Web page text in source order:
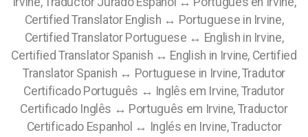
Certified Translator English ↔ Portuguese in Irvine,
Certified Translator Portuguese ↔ English in Irvine,
Certified Translator Spanish ↔ English in Irvine, Certified
Translator Spanish ↔ Portuguese in Irvine, Tradutor
Certificado Português ↔ Inglês em Irvine, Tradutor
Certificado Inglês ↔ Português em Irvine, Traductor
Certificado Espanhol ↔ Inglés en Irvine, Traductor